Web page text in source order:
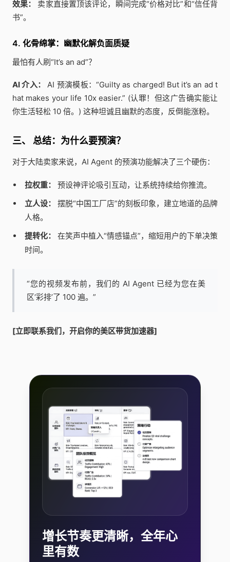
效果：
卖家直接置顶该评论，瞬间完成“价格对比”和“信任背
书”。
4. 化骨绵掌：幽默化解负面质疑
最怕有人刷“It’s an ad”？
AI 介入：
AI 预演模板：“Guilty as charged! But it’s an ad t
hat makes your life 10x easier.” (认罪！但这广告确实能让
你生活轻松 10 倍。) 这种坦诚且幽默的态度，反倒能涨粉。
三、 总结：为什么要预演？
对于大陆卖家来说，AI Agent 的预演功能解决了三个硬伤：
拉权重：
预设神评论吸引互动，让系统持续给你推流。
立人设：
摆脱“中国工厂店”的刻板印象，建立地道的品牌
人格。
提转化：
在笑声中植入“情感锚点”，缩短用户的下单决策
时间。
“您的视频发布前，我们的 AI Agent 已经为您在美
区‘彩排’了 100 遍。”
[立即联系我们，开启你的美区带货加速器]
增长节奏更清晰，全年心
里有数